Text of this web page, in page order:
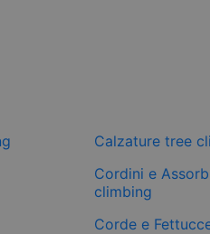
Calzature tree
Cordini e
climbing
Corde e